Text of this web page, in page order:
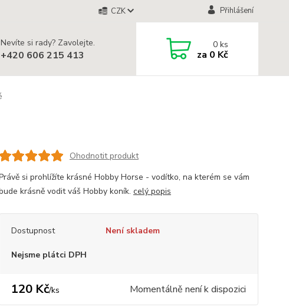
CZK Přihlášení
Nevíte si rady? Zavolejte.
+420 606 215 413
0ks
za 0 Kč
Ohodnotit produkt
si prohlížíte krásné Hobby Horse - vodítko, na kterém se vám
krásně vodit váš Hobby koník. celý popis
Dostupnost Není skladem
Nejsme plátci DPH
120 Kč/ks Momentálně není k dispozici